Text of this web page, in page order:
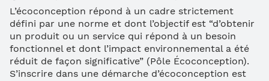
L’écoconception répond à un cadre strictement
défini par une norme et dont l’objectif est “d’obtenir
un produit ou un service qui répond à un besoin
fonctionnel et dont l’impact environnemental a été
réduit de façon significative” (Pôle Écoconception).
S’inscrire dans une démarche d’écoconception est